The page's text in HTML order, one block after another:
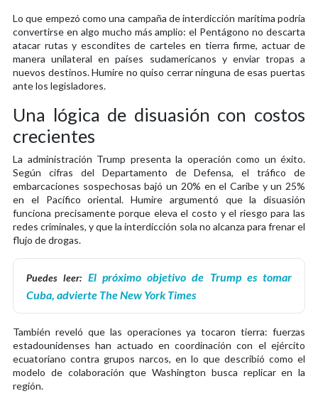
Lo que empezó como una campaña de interdicción marítima podría
convertirse en algo mucho más amplio: el Pentágono no descarta
atacar rutas y escondites de carteles en tierra firme, actuar de
manera unilateral en países sudamericanos y enviar tropas a
nuevos destinos. Humire no quiso cerrar ninguna de esas puertas
ante los legisladores.
Una lógica de disuasión con costos
crecientes
La administración Trump presenta la operación como un éxito.
Según cifras del Departamento de Defensa, el tráfico de
embarcaciones sospechosas bajó un 20% en el Caribe y un 25%
en el Pacífico oriental. Humire argumentó que la disuasión
funciona precisamente porque eleva el costo y el riesgo para las
redes criminales, y que la interdicción sola no alcanza para frenar el
flujo de drogas.
Puedes leer: El próximo objetivo de Trump es tomar
Cuba, advierte The New York Times
También reveló que las operaciones ya tocaron tierra: fuerzas
estadounidenses han actuado en coordinación con el ejército
ecuatoriano contra grupos narcos, en lo que describió como el
modelo de colaboración que Washington busca replicar en la
región.